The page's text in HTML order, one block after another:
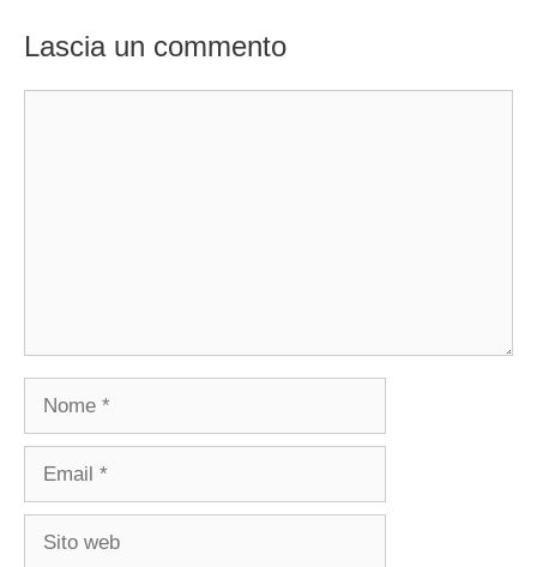
Lascia un commento